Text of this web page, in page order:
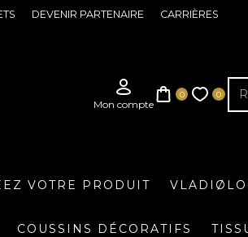
DEVENIR PARTENAIRE CARRIÈRES
VOTRE PRODUIT
COUSSINS DÉCORATIFS